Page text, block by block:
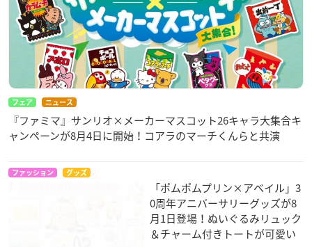
フェア ニュース
『ファミマ』サンリオ×メーカーマスコット26キャラ大集合キ
ャンペーンが8月4日に開始！コアラのマーチくんらと共演
ファッション グッズ
「ポムポムプリン×アベイル」3
0周年アニバーサリーグッズが8
月1日登場！ぬいぐるみリュック
＆チャーム付きトートが可愛い